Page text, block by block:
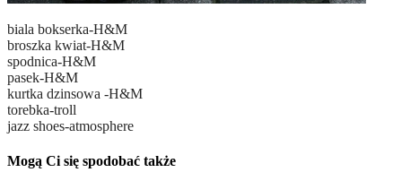
biala bokserka-H&M
broszka kwiat-H&M
spodnica-H&M
pasek-H&M
kurtka dzinsowa -H&M
torebka-troll
jazz shoes-atmosphere
Mogą Ci się spodobać także